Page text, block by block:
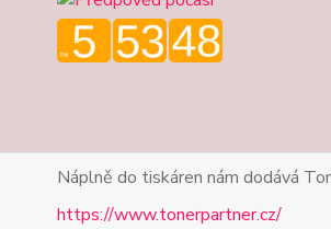
Náplně do tiskáren nám dodává
https://www.tonerpartner.cz/